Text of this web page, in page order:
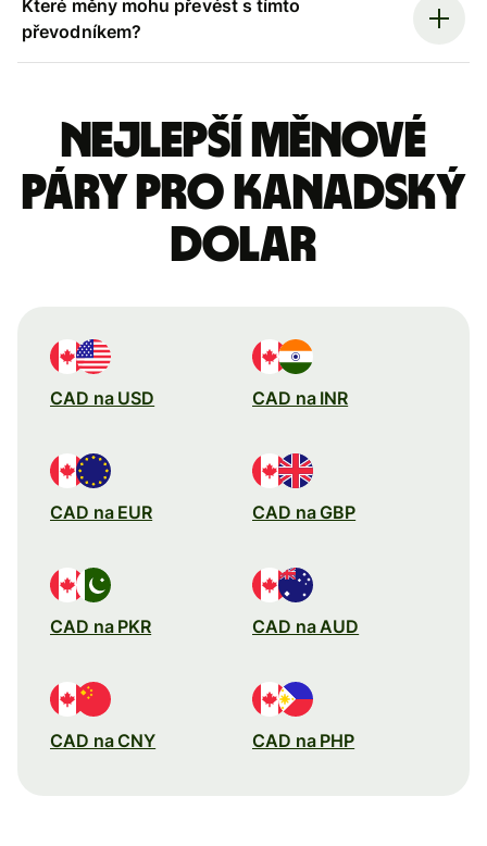
Které měny mohu převést s tímto
převodníkem?
Nejlepší měnové
páry pro kanadský
dolar
CAD na USD CAD na INR
CAD na EUR CAD na GBP
CAD na PKR CAD na AUD
CAD na CNY CAD na PHP